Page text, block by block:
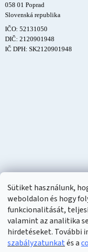
Sütiket használunk,
weboldalon és hogy
funkcionalitását,
valamint az analitika
hirdetéseket. További
szabályzatunkatés a
058 01 Poprad
Slovenská republika
IČO: 52131050
DIČ: 2120901948
IČ DPH: SK2120901948